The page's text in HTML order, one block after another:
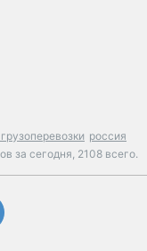
россия
за сегодня, 2108 всего.